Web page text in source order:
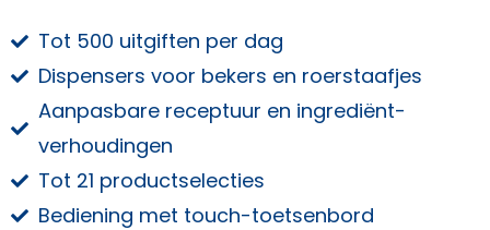
Tot 500 uitgiften per dag
Dispensers voor bekers en roerstaafjes
Aanpasbare receptuur en ingrediënt-
verhoudingen
Tot 21 productselecties
Bediening met touch-toetsenbord